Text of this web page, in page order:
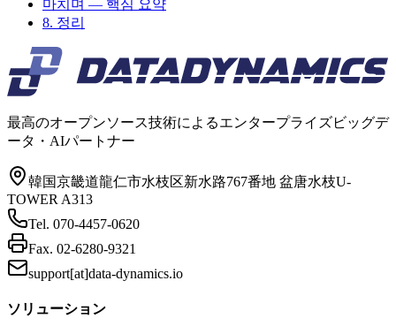
마치며 — 핵심 요약
8. 정리
最高のオープンソース技術によるエンタープライズビッグデ
ータ・AIパートナー
韓国京畿道龍仁市水枝区新水路767番地 盆唐水枝U-
TOWER A313
Tel. 070-4457-0620
Fax. 02-6280-9321
support[at]data-dynamics.io
ソリューション